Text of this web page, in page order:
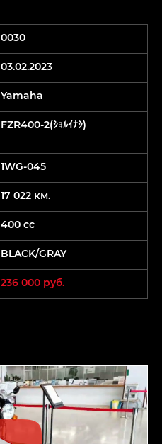
0030
03.02.2023
Yamaha
FZR400-2(ｼｮﾙｲﾅｼ)
1WG-045
17 022 км.
400 cc
BLACK/GRAY
236 000 руб.